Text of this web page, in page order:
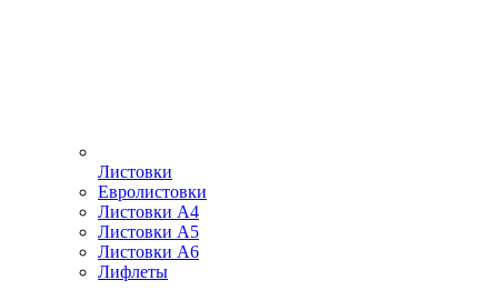
Листовки
Евролистовки
Листовки А4
Листовки А5
Листовки А6
Лифлеты